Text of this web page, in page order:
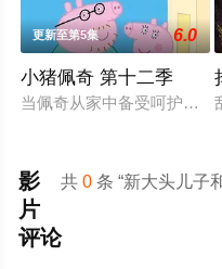
更新至第5集 6.0
小猪佩奇 第十二季
当佩奇从家中备受呵护的"
共0 条 “新大头儿
影
片
评论